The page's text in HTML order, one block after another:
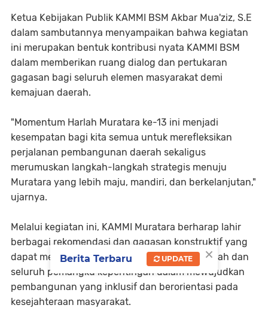
Ketua Kebijakan Publik KAMMI BSM Akbar Mua'ziz, S.E
dalam sambutannya menyampaikan bahwa kegiatan
ini merupakan bentuk kontribusi nyata KAMMI BSM
dalam memberikan ruang dialog dan pertukaran
gagasan bagi seluruh elemen masyarakat demi
kemajuan daerah.
"Momentum Harlah Muratara ke-13 ini menjadi
kesempatan bagi kita semua untuk merefleksikan
perjalanan pembangunan daerah sekaligus
merumuskan langkah-langkah strategis menuju
Muratara yang lebih maju, mandiri, dan berkelanjutan,"
ujarnya.
Melalui kegiatan ini, KAMMI Muratara berharap lahir
berbagai rekomendasi dan gagasan konstruktif yang
dapat menjadi masukan bagi pemerintah daerah dan
seluruh pemangku kepentingan dalam mewujudkan
pembangunan yang inklusif dan berorientasi pada
kesejahteraan masyarakat.
×
Berita Terbaru UPDATE